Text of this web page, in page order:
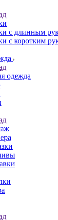
с длинным
с коротким
одежда